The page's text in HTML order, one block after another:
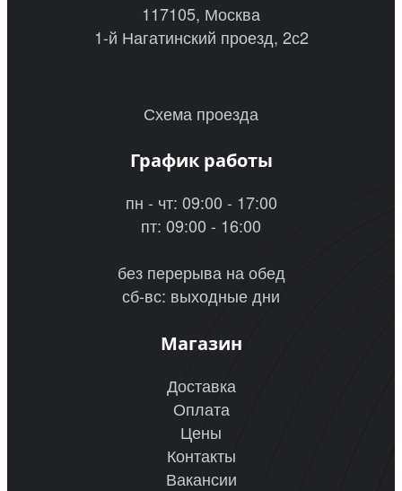
117105, Москва
1-й Нагатинский проезд, 2с2
Схема проезда
График работы
пн - чт: 09:00 - 17:00
пт: 09:00 - 16:00
без перерыва на обед
сб-вс: выходные дни
Магазин
Доставка
Оплата
Цены
Контакты
Вакансии